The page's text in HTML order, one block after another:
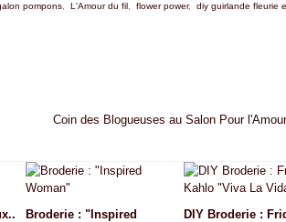
pompons L'Amour du fil flower power, diy guirlande fleurie
Coin des Blogueuses au Salon Pour
Broderie : "Inspired
DIY Broderie :